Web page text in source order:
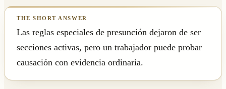
Las reglas especiales de presunción dejaron de ser
secciones activas, pero un trabajador puede probar
causación con evidencia ordinaria.